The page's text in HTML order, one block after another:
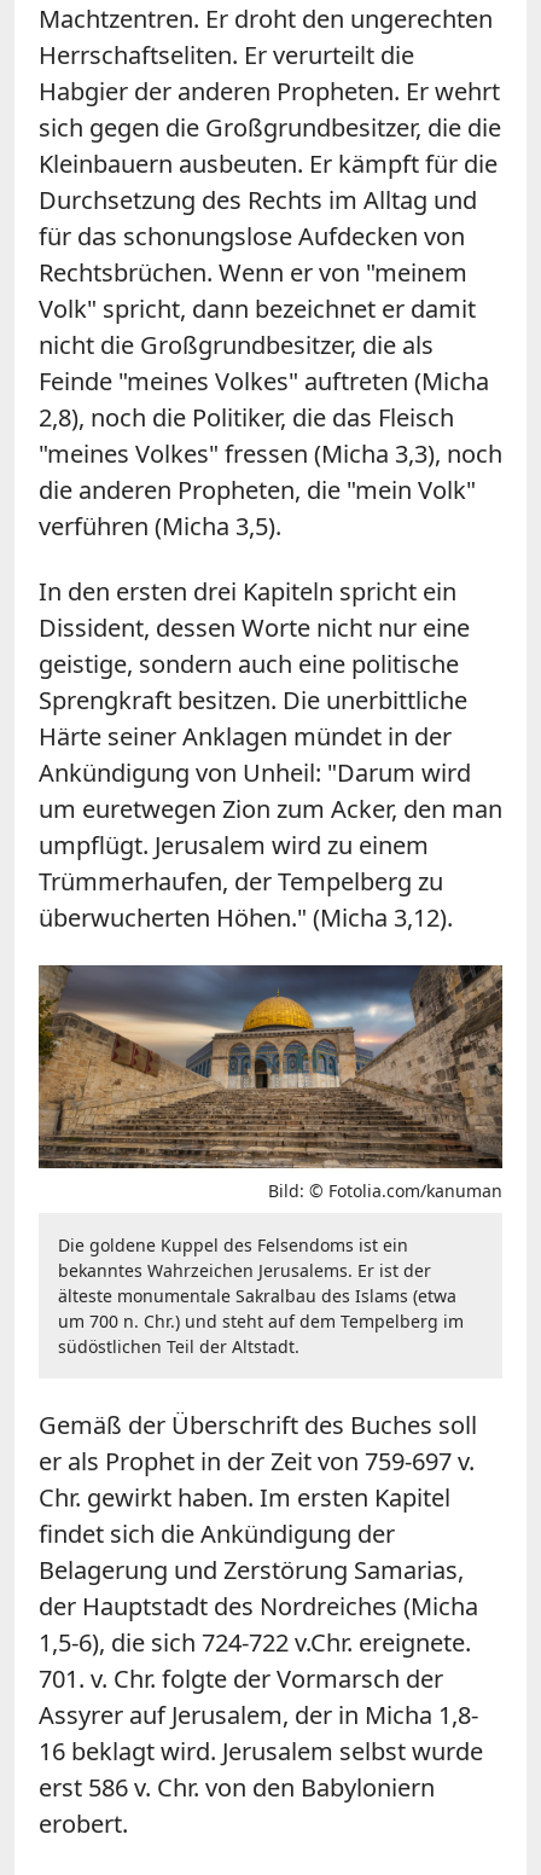
Machtzentren. Er droht den ungerechten
Herrschaftseliten. Er verurteilt die
Habgier der anderen Propheten. Er wehrt
sich gegen die Großgrundbesitzer, die die
Kleinbauern ausbeuten. Er kämpft für die
Durchsetzung des Rechts im Alltag und
für das schonungslose Aufdecken von
Rechtsbrüchen. Wenn er von "meinem
Volk" spricht, dann bezeichnet er damit
nicht die Großgrundbesitzer, die als
Feinde "meines Volkes" auftreten (Micha
2,8), noch die Politiker, die das Fleisch
"meines Volkes" fressen (Micha 3,3), noch
die anderen Propheten, die "mein Volk"
verführen (Micha 3,5).
In den ersten drei Kapiteln spricht ein
Dissident, dessen Worte nicht nur eine
geistige, sondern auch eine politische
Sprengkraft besitzen. Die unerbittliche
Härte seiner Anklagen mündet in der
Ankündigung von Unheil: "Darum wird
um euretwegen Zion zum Acker, den man
umpflügt. Jerusalem wird zu einem
Trümmerhaufen, der Tempelberg zu
überwucherten Höhen." (Micha 3,12).
Bild: © Fotolia.com/kanuman
Die goldene Kuppel des Felsendoms ist ein
bekanntes Wahrzeichen Jerusalems. Er ist der
älteste monumentale Sakralbau des Islams (etwa
um 700 n. Chr.) und steht auf dem Tempelberg im
südöstlichen Teil der Altstadt.
Gemäß der Überschrift des Buches soll
er als Prophet in der Zeit von 759-697 v.
Chr. gewirkt haben. Im ersten Kapitel
findet sich die Ankündigung der
Belagerung und Zerstörung Samarias,
der Hauptstadt des Nordreiches (Micha
1,5-6), die sich 724-722 v.Chr. ereignete.
701. v. Chr. folgte der Vormarsch der
Assyrer auf Jerusalem, der in Micha 1,8-
16 beklagt wird. Jerusalem selbst wurde
erst 586 v. Chr. von den Babyloniern
erobert.